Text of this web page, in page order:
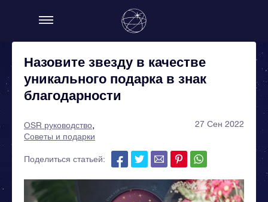
Назовите звезду в качестве
уникального подарка в знак
благодарности
OSR руководство
Советы и подарки
27 Сен 2022
Поделиться статьей: